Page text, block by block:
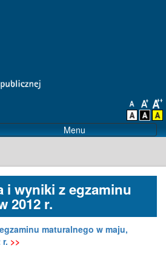
Menu
i wyniki z egzaminu
2012 r.
maturalnego w maju,
>>